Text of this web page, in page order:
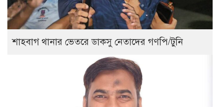
শাহবাগ থানার ভেতরে ডাকসু নেতাদের গণপি/টুনি